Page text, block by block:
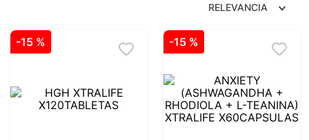
5.
glicinato magnesio
RELEVANCIA
-15 % -15 %